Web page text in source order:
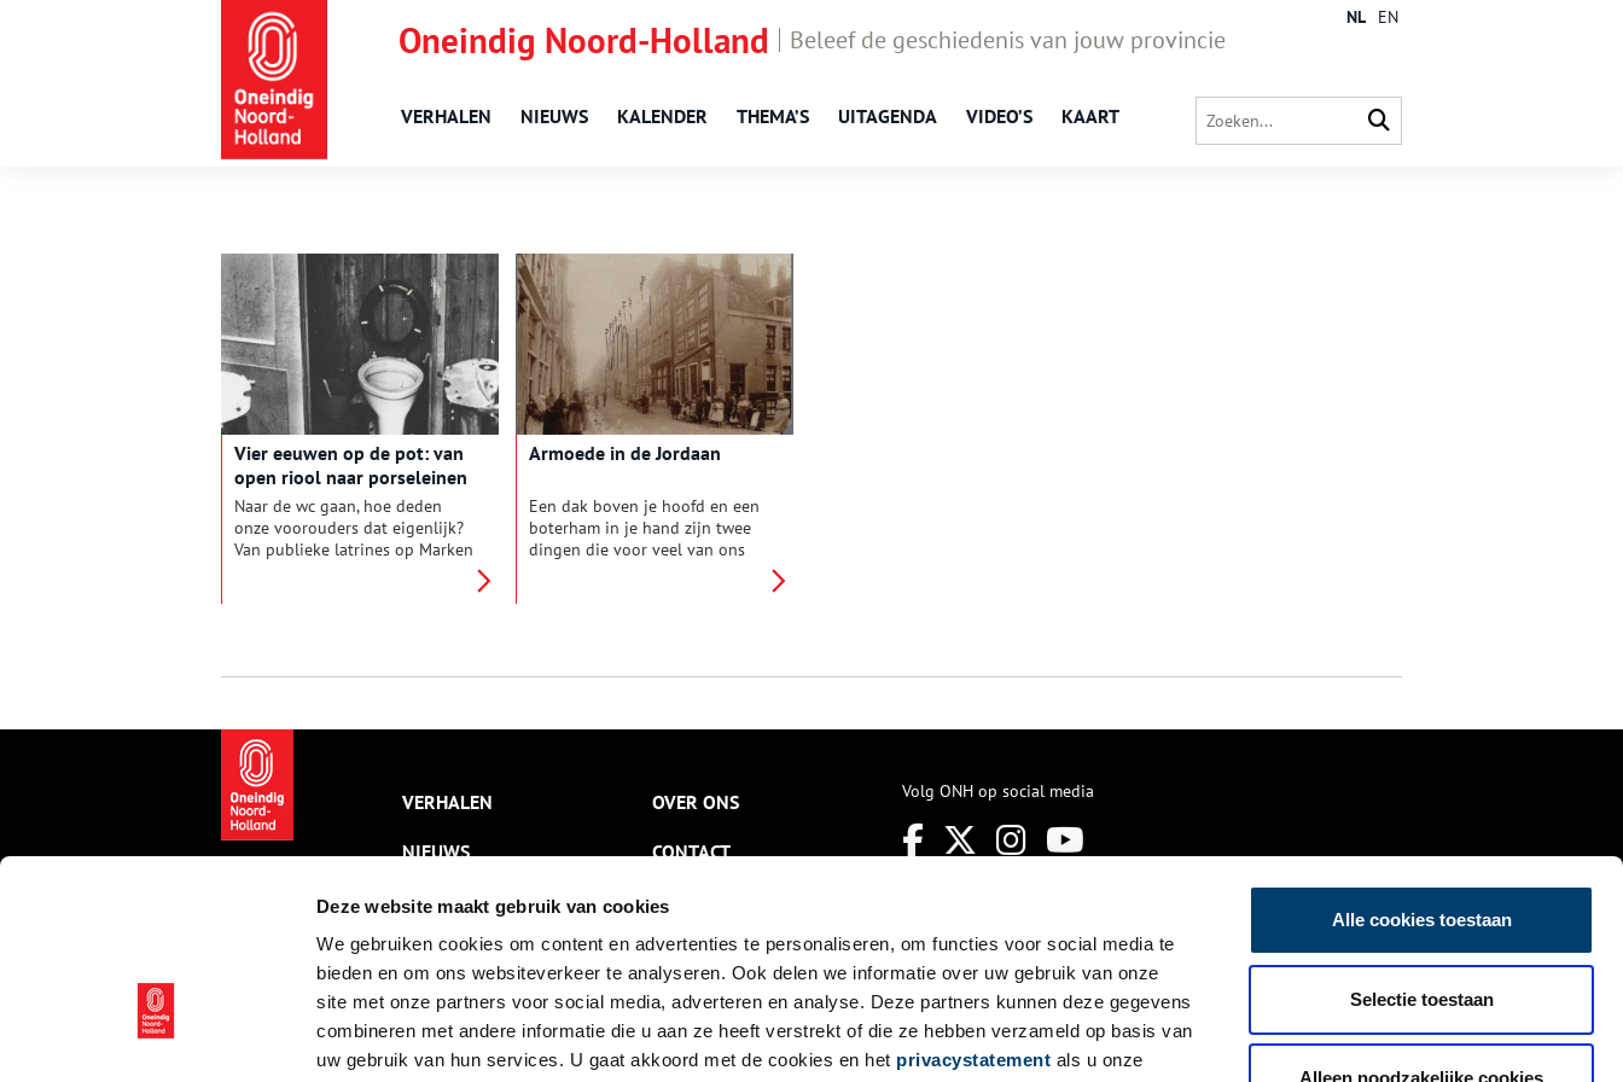
Deze website maakt gebruik van cookies
We gebruiken cookies om content en advertenties te personaliseren, om functies voor social media te
bieden en om ons websiteverkeer te analyseren. Ook delen we informatie over uw gebruik van onze
site met onze partners voor social media, adverteren en analyse. Deze partners kunnen deze gegevens
combineren met andere informatie die u aan ze heeft verstrekt of die ze hebben verzameld op basis van
uw gebruik van hun services. U gaat akkoord met de cookies en het privacystatement als u onze
Alle cookies toestaan
Selectie toestaan
Alleen noodzakelijke cookies
Oneindig Noord-Holland Beleef de geschiedenis van jouw provincie
VERHALEN NIEUWS KALENDER THEMA’S UITAGENDA VIDEO’S KAART
NL EN
Vier eeuwen op de pot: van
open riool naar porseleinen
troon
Naar de wc gaan, hoe deden
onze voorouders dat eigenlijk?
Van publieke latrines op Marken
nogal te wensen overlieten.
Armoede in de Jordaan
Een dak boven je hoofd en een
boterham in je hand zijn twee
dingen die voor veel van ons
Misschien wel het beroemdste
Het plat Amsterdams dat hier
en Johnny Jordaan vormen het
tegenwoordig van de Jordaan
hebben. Wat in dit beeld echter
vaak wordt weggelaten is de
bittere armoede waarin de
Jordanezen leefden.
VERHALEN
NIEUWS
KALENDER
THEMA’S
ACTIVITEITEN
VIDEO’S
OVER ONS
CONTACT
NIEUWSBRIEF
DISCLAIMER
PRIVACY
TOEGANKELIJKHEID
Volg ONH op social media